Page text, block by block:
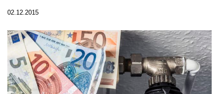
02.12.2015